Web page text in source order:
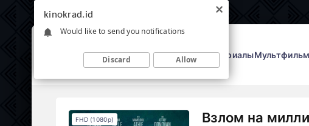
ФильмыСериалы
Взлом на
FHD (1080p)
kinokrad.id
Would like to send you notifications
Discard Allow